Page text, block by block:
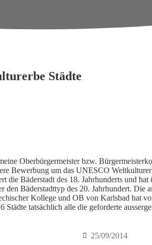
Städte
Oberbürgermeister bzw.
Bewerbung um das UNESCO
die Bäderstadt des 18. Jahrhunderts und
den Bäderstadttyp des 20. Jahrhundert.
Kollege und OB von Karlsbad hat
tatsächlich alle die geforderte
25/09/2014